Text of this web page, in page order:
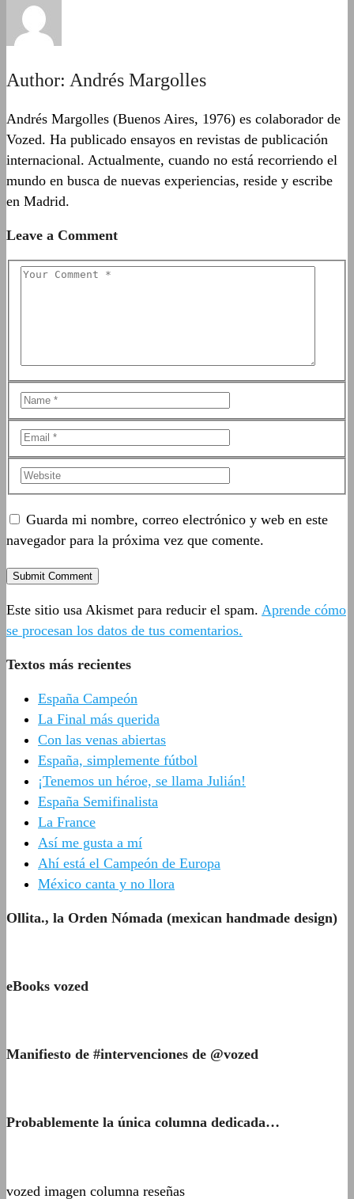
Author: Andrés Margolles
Andrés Margolles (Buenos Aires, 1976) es colaborador de
Vozed. Ha publicado ensayos en revistas de publicación
internacional. Actualmente, cuando no está recorriendo el
mundo en busca de nuevas experiencias, reside y escribe
en Madrid.
Leave a Comment
Guarda mi nombre, correo electrónico y web en este
navegador para la próxima vez que comente.
Este sitio usa Akismet para reducir el spam. Aprende cómo
se procesan los datos de tus comentarios.
Textos más recientes
España Campeón
La Final más querida
Con las venas abiertas
España, simplemente fútbol
¡Tenemos un héroe, se llama Julián!
España Semifinalista
La France
Así me gusta a mí
Ahí está el Campeón de Europa
México canta y no llora
Ollita., la Orden Nómada (mexican handmade design)
eBooks vozed
Manifiesto de #intervenciones de @vozed
Probablemente la única columna dedicada…
vozed imagen columna reseñas